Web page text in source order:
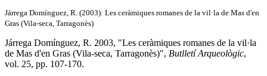
Járrega Domínguez, R. (2003): Les ceràmiques romanes de la vil·la de Mas d'en
Gras (Vila-seca, Tarragonès)
Járrega Domínguez, R. 2003, "Les ceràmiques romanes de la vil·la
de Mas d'en Gras (Vila-seca, Tarragonès)", Butlletí Arqueològic,
vol. 25, pp. 107-170.